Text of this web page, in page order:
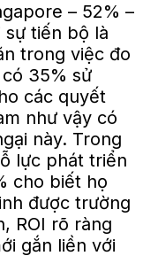
– 52% –
tiến bộ là
trong việc đo
35% sử
các quyết
như vậy có
này. Trong
lực phát triển
cho biết họ
được trường
ROI rõ ràng
gắn liền với